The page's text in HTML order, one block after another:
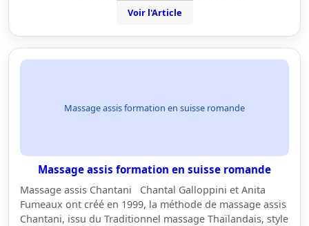
Voir l'Article
Massage assis formation en suisse romande
Massage assis formation en suisse romande
Massage assis Chantani Chantal Galloppini et Anita
Fumeaux ont créé en 1999, la méthode de massage assis
Chantani, issu du Traditionnel massage Thaïlandais, style